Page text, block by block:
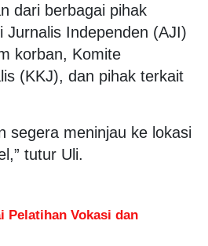
dari berbagai pihak
Jurnalis Independen (AJI)
korban, Komite
(KKJ), dan pihak terkait
segera meninjau ke lokasi
tutur Uli.
Pelatihan Vokasi dan